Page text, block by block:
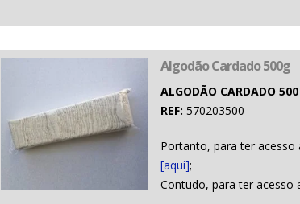
Algodão Cardado 500g
ALGODÃO CARDADO
REF: 570203500
Portanto, para ter acesso
[aqui];
Contudo, para ter acesso